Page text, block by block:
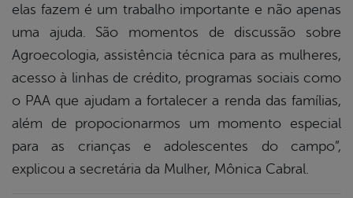
elas fazem é um trabalho importante e não apenas
uma ajuda. São momentos de discussão sobre
Agroecologia, assistência técnica para as mulheres,
acesso à linhas de crédito, programas sociais como
o PAA que ajudam a fortalecer a renda das famílias,
além de propocionarmos um momento especial
para as crianças e adolescentes do campo”,
explicou a secretária da Mulher, Mônica Cabral.